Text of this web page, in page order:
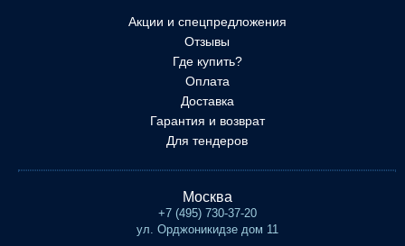
Акции и спецпредложения
Отзывы
Где купить?
Оплата
Доставка
Гарантия и возврат
Для тендеров
Москва
+7 (495) 730-37-20
ул. Орджоникидзе дом 11